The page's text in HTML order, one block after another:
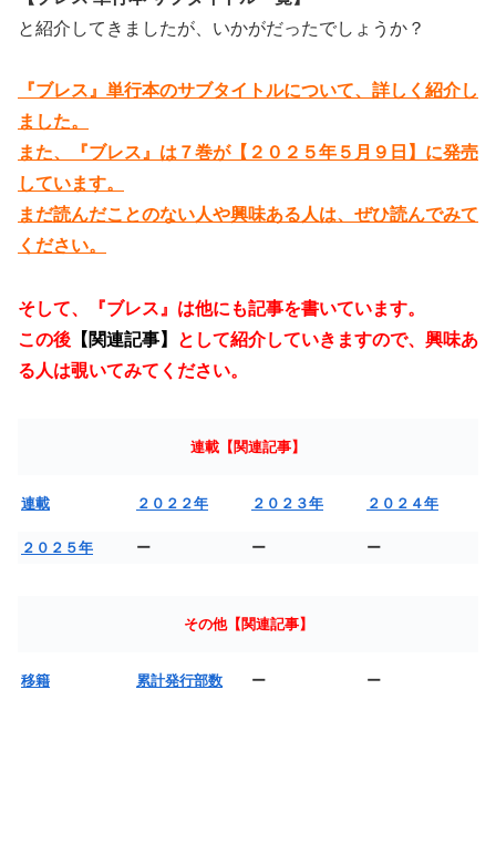
と紹介してきましたが、いかがだったでしょうか？
『ブレス』単行本のサブタイトルについて、詳しく紹介し
ました。
また、『ブレス』は７巻が【２０２５年５月９日】に発売
しています。
まだ読んだことのない人や興味ある人は、ぜひ読んでみて
ください。
そして、『ブレス』は他にも記事を書いています。
この後 【関連記事】
として紹介していきますので、興味あ
る人は覗いてみてください。
連載【関連記事】
連載 ２０２２年 ２０２３年 ２０２４年
２０２５年 ー ー ー
その他【関連記事】
移籍 累計発行部数 ー ー